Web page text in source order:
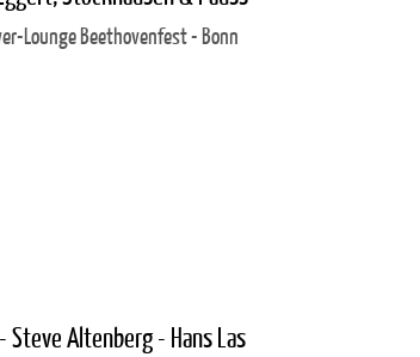
Lounge Beethovenfest - Bonn
Steve Altenberg - Hans Las